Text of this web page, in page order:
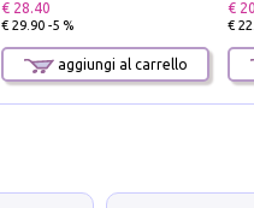
€ 28.40
€ 29.90 -5 %
aggiungi al carrello
€
€